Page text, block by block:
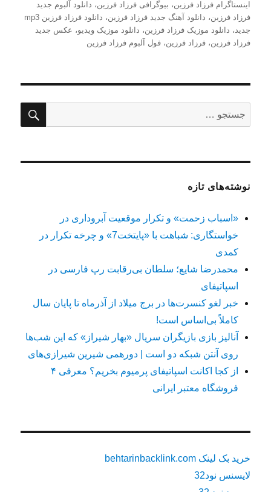
شده
در
اینستاگرام فرزاد فرزین، بیوگرافی فرزاد فرزین، دانلود آلبوم جدید
فرزاد فرزین، دانلود آهنگ جدید فرزاد فرزین،
دانلود فرزاد فرزین mp3
جدید، دانلود موزیک فرزاد فرزین، دانلود موزیک ویدیو، عکس جدید
فرزاد فرزین،فرزاد فرزین،فول آلبوم فرزاد فرزین
جستجو
برای:
نوشته‌های تازه
«اسباب زحمت» و تکرار موقعیت آبروداری در
خواستگاری: شباهت با «پایتخت7» و چرخه تکرار در
کمدی
محمدرضا شایع؛ سلطان بی‌رقابت رپ فارسی در
اسپاتیفای
خبر لغو کنسرت‌ها در برج میلاد از آذرماه تا پایان سال
کاملاً بی‌اساس است!
آنالیز بازی بازیگران سریال «بهار شیراز» که این شب‌ها
روی آنتن شبکه دو است | دورهمی شیرین شیرازی‌های
از کجا اکانت اسپاتیفای پرمیوم بخریم؟ معرفی ۴
فروشگاه معتبر ایرانی
خرید بک لینک behtarinbacklink.com
لایسنس نود32